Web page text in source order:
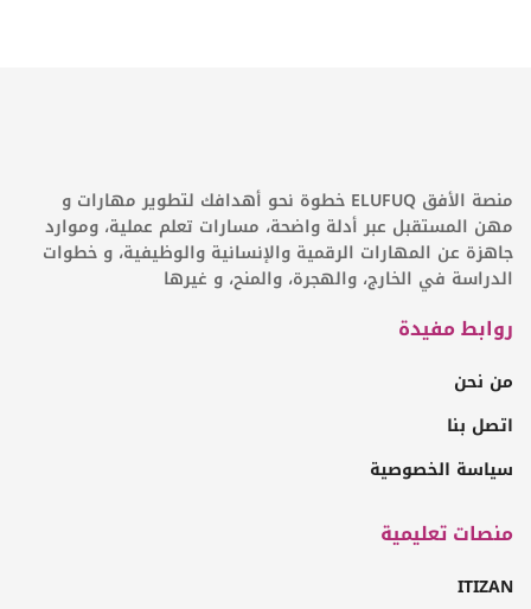
منصة الأفق ELUFUQ خطوة نحو أهدافك لتطوير مهارات و
مهن المستقبل عبر أدلة واضحة، مسارات تعلم عملية، وموارد
جاهزة عن المهارات الرقمية والإنسانية والوظيفية، و خطوات
الدراسة في الخارج، والهجرة، والمنح، و غيرها
روابط مفيدة
من نحن
اتصل بنا
سياسة الخصوصية
منصات تعليمية
ITIZAN